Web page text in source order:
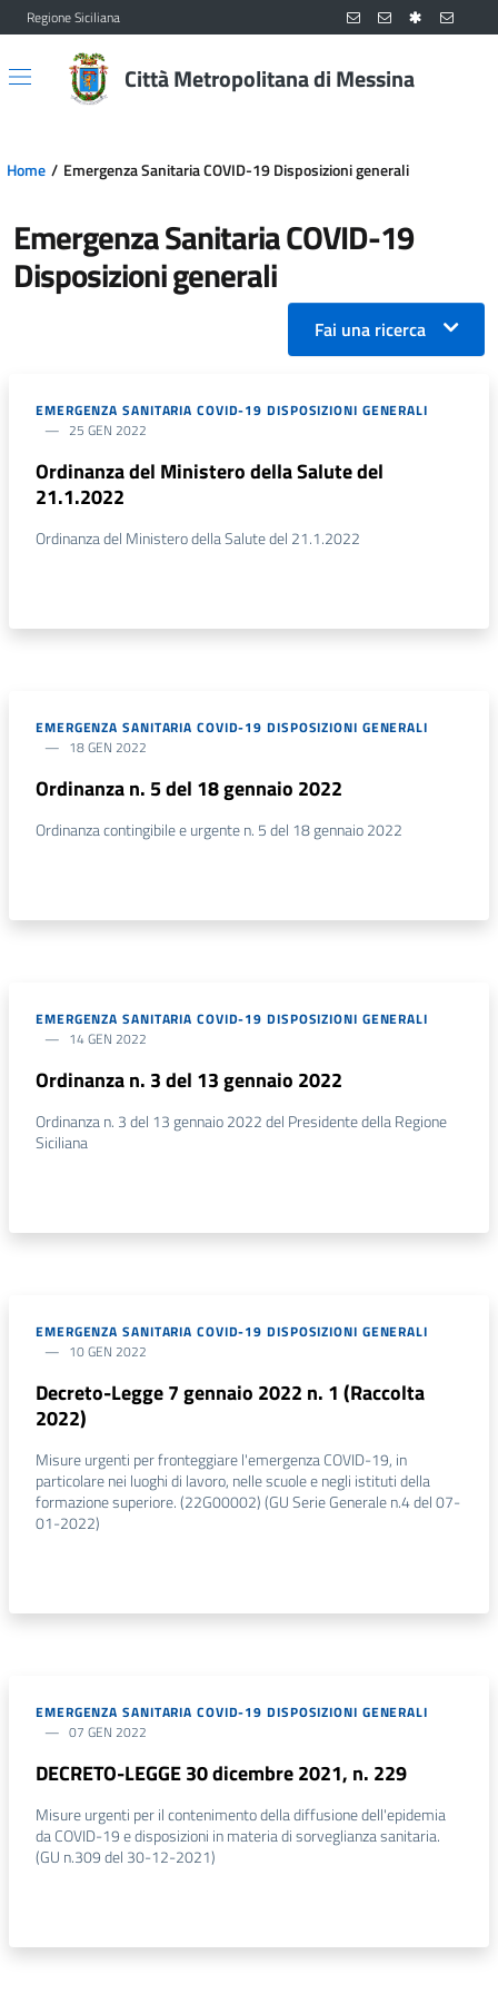
Vai al contenuto principale
Vai al menu principale
Regione Siciliana
Città Metropolitana di Messina
Home Emergenza Sanitaria COVID-19 Disposizioni generali
Emergenza Sanitaria COVID-19
Disposizioni generali
Fai una ricerca
EMERGENZA SANITARIA COVID-19 DISPOSIZIONI GENERALI
25 GEN 2022
Ordinanza del Ministero della Salute del
21.1.2022
Ordinanza del Ministero della Salute del 21.1.2022
EMERGENZA SANITARIA COVID-19 DISPOSIZIONI GENERALI
18 GEN 2022
Ordinanza n. 5 del 18 gennaio 2022
Ordinanza contingibile e urgente n. 5 del 18 gennaio 2022
EMERGENZA SANITARIA COVID-19 DISPOSIZIONI GENERALI
14 GEN 2022
Ordinanza n. 3 del 13 gennaio 2022
Ordinanza n. 3 del 13 gennaio 2022 del Presidente della Regione
Siciliana
EMERGENZA SANITARIA COVID-19 DISPOSIZIONI GENERALI
10 GEN 2022
Decreto-Legge 7 gennaio 2022 n. 1 (Raccolta
2022)
Misure urgenti per fronteggiare l'emergenza COVID-19, in
particolare nei luoghi di lavoro, nelle scuole e negli istituti della
formazione superiore. (22G00002) (GU Serie Generale n.4 del 07-
01-2022)
EMERGENZA SANITARIA COVID-19 DISPOSIZIONI GENERALI
07 GEN 2022
DECRETO-LEGGE 30 dicembre 2021, n. 229
Misure urgenti per il contenimento della diffusione dell'epidemia
da COVID-19 e disposizioni in materia di sorveglianza sanitaria.
(GU n.309 del 30-12-2021)